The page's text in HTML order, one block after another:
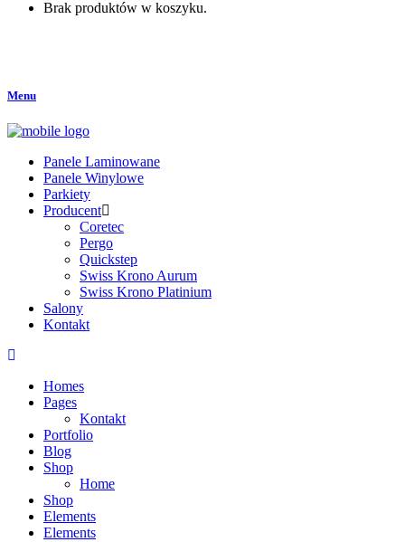
Brak produktów w koszyku.
Menu
Panele Laminowane
Panele Winylowe
Parkiety
Producent
Coretec
Pergo
Quickstep
Swiss Krono Aurum
Swiss Krono Platinium
Salony
Kontakt
Homes
Pages
Kontakt
Portfolio
Blog
Shop
Home
Shop
Elements
Elements